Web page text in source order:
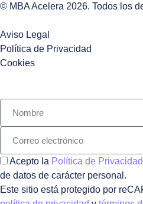
© MBA Acelera 2026. Todos los
Aviso Legal
Política de Privacidad
Cookies
Acepto la Política de Privacidad
de datos de carácter personal.
Este sitio está protegido por